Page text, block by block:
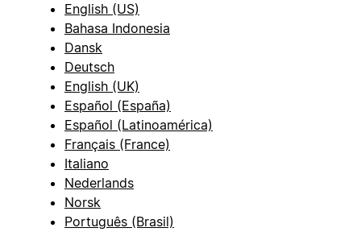
English (US)
Bahasa Indonesia
Dansk
Deutsch
English (UK)
Español (España)
Español (Latinoamérica)
Français (France)
Italiano
Nederlands
Norsk
Português (Brasil)